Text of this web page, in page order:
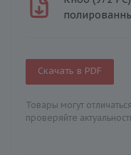
Скачать в PDF
Товары могут
проверяйте